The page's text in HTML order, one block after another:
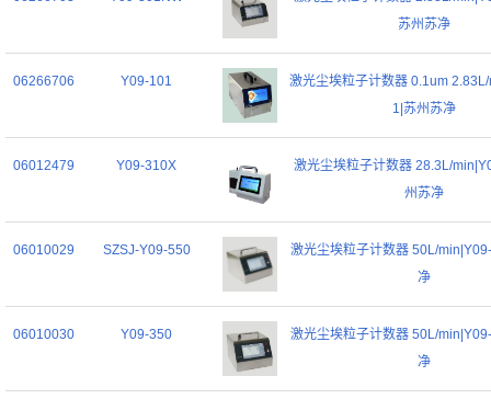
苏州苏净
06266706 Y09-101
激光尘埃粒子计数器 0.1um
1|苏州苏净
06012479 Y09-310X
激光尘埃粒子计数器 28.3L/
州苏净
06010029 SZSJ-Y09-550
激光尘埃粒子计数器 50L/
净
06010030 Y09-350
激光尘埃粒子计数器 50L/
净